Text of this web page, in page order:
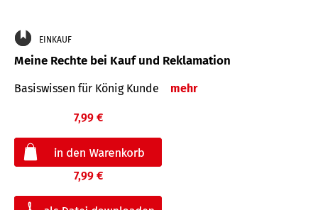
EINKAUF
Meine Rechte bei Kauf und Reklamation
Basiswissen für König Kunde mehr
7,99 €
7,99 €